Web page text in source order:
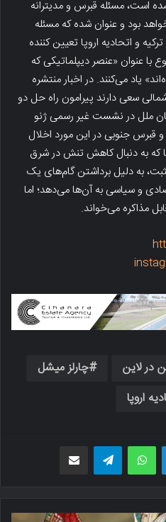
است، مسئله قبرس و مدیترانه
بود و عنوان شده که مسئله
و اتحادیه اروپا تعیین کننده
با عنوان «عنصر دیپلماتیکی که
یاد می‌کنند. در اخبار منتشره
سعی دارند پیرامون راه حل دو
ملل در نشست غیر رسمی ژنو
و قبرس جنوبی در این مورد اخلال
که به دنبال کاهش تنش در شرق
به دلیل برداشتن گام‌های یک
و سیاسی به آن‌ها می‌دهد؛ اما
مذاکره می‌خواند.
در لاین
چارلز میشل
اروپا
لینکدین واتس اپ تلگرام